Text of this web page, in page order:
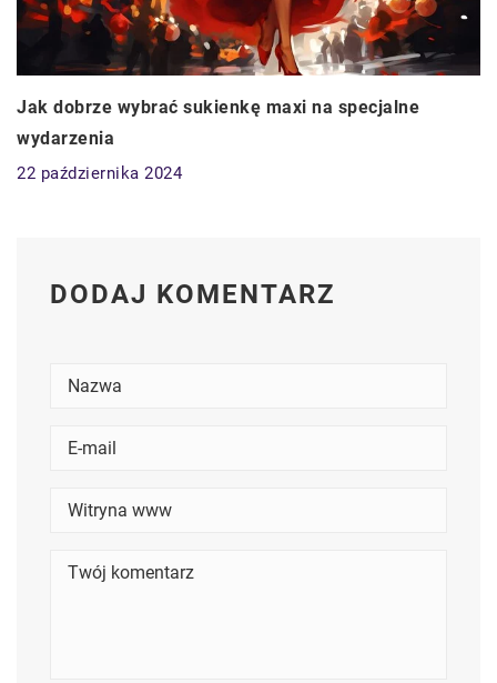
Jak dobrze wybrać sukienkę maxi na specjalne
wydarzenia
22 października 2024
DODAJ KOMENTARZ